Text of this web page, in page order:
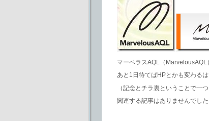
マーベラスAQL（MarvelousAQL
あと1日待てばHPとかも変わるは
（記念とチラ裏ということで一
関連する記事はありませんでした